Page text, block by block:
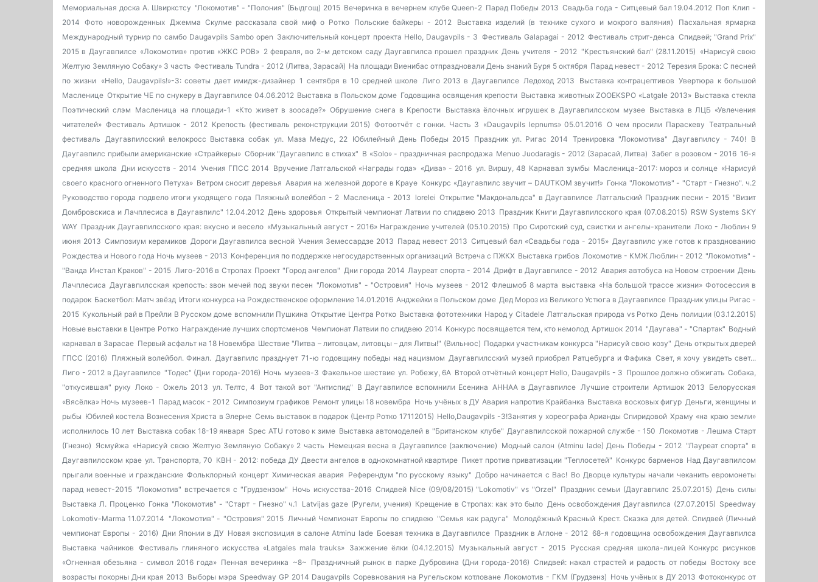
Мемориальная доска А. Швиркстсу "Локомотив" - "Полония" (Быдгощ) 2015 Вечеринка в вечернем клубе Queen-2 Парад Победы 2013 Свадьба года - Ситцевый бал 19.04.2012 Поп Клип -
2014
Фото новорожденных Джемма Скулме рассказала свой миф о Ротко Польские байкеры - 2012 Выставка изделий (в технике сухого и мокрого валяния)
Пасхальная ярмарка
Международный турнир по самбо Daugavpils Sambo open Заключительный концерт проекта Hello, Daugavpils - 3 Фестиваль Galapagai - 2012 Фестиваль стрит-денса Спидвей; "Grand Prix"
2015 в Даугавпилсе «Локомотив» против «ЖКС РОВ» 2 февраля, во 2-м детском саду Даугавпилса прошел праздник День учителя - 2012 "Крестьянский бал" (28.11.2015) «Нарисуй свою
Желтую Земляную Собаку» 3 часть Фестиваль Tundra - 2012 (Литва, Зарасай) На площади Виенибас отпраздновали День знаний Буря 5 октября Парад невест - 2012 Терезия Брока: С песней
по жизни «Hello, Daugavpils!»-3: советы дает имидж-дизайнер 1 сентября в 10 средней школе Лиго 2013 в Даугавпилсе Ледоход 2013 Выставка контрацептивов Увертюра к большой
Масленице Открытие ЧЕ по снукеру в Даугавпилсе 04.06.2012 Выставка в Польском доме Годовщина освящения крепости Выставка животных ZOOEKSPO «Latgale 2013» Выставка стекла
Поэтический слэм Масленица на площади-1 «Кто живет в зоосаде?» Обрушение снега в Крепости Выставка ёлочных игрушек в Даугавпилсском музее Выставка в ЛЦБ «Увлечения
читателей» Фестиваль Артишок - 2012 Крепость (фестиваль реконструкции 2015) Фотоотчёт с гонки. Часть 3 «Daugavpils lepnums» 05.01.2016 О чем просили Параскеву Театральный
фестиваль Даугавпилсский велокросс Выставка собак ул. Маза Медус, 22 Юбилейный День Победы 2015 Праздник ул. Ригас 2014 Тренировка "Локомотива" Даугавпилсу - 740! В
Даугавпилс прибыли американские «Страйкеры» Сборник "Даугавпилс в стихах" В «Solo» - праздничная распродажа Menuo Juodaragis - 2012 (Зарасай, Литва) Забег в розовом - 2016 16-я
средняя школа Дни искусств - 2014 Учения ГПСС 2014 Вручение Латгальской «Награды года» «Дива» - 2016 ул. Виршу, 48 Карнавал зумбы Масленица-2017: мороз и солнце «Нарисуй
своего красного огненного Петуха» Ветром сносит деревья Авария на железной дороге в Крауе Конкурс «Даугавпилс звучит – DAUTKOM звучит!» Гонка "Локомотив" - "Старт - Гнезно". ч.2
Руководство города подвело итоги уходящего года Пляжный волейбол - 2 Масленица - 2013 lorelei Открытие "Макдональдса" в Даугавпилсе Латгальский Праздник песни - 2015 "Визит
Домбровскиса и Лачплесиса в Даугавпилс" 12.04.2012 День здоровья Открытый чемпионат Латвии по спидвею 2013 Праздник Книги Даугавпилсского края (07.08.2015) RSW Systems SKY
WAY Праздник Даугавпилсского края: вкусно и весело «Музыкальный август - 2016» Награждение учителей (05.10.2015) Про Сиротский суд, свистки и ангелы-хранители Локо - Люблин 9
июня 2013 Симпозиум керамиков Дороги Даугавпилса весной Учения Земессардзе 2013 Парад невест 2013 Ситцевый бал «Свадьбы года - 2015» Даугавпилс уже готов к празднованию
Рождества и Нового года Ночь музеев - 2013 Конференция по поддержке негосударственных организаций Встреча с ПЖКХ Выставка грибов Локомотив - КМЖ Люблин - 2012 "Локомотив" -
"Ванда Инстал Краков" - 2015 Лиго-2016 в Стропах Проект "Город ангелов" Дни города 2014 Лауреат спорта - 2014 Дрифт в Даугавпилсе - 2012 Авария автобуса на Новом строении День
Лачплесиса Даугавпилсская крепость: звон мечей под звуки песен "Локомотив" - "Островия" Ночь музеев - 2012 Флешмоб 8 марта выставка «На большой трассе жизни» Фотосессия в
подарок Баскетбол: Матч звёзд Итоги конкурса на Рождественское оформление 14.01.2016 Анджейки в Польском доме Дед Мороз из Великого Устюга в Даугавпилсе Праздник улицы Ригас -
2015 Кукольный рай в Прейли В Русском доме вспомнили Пушкина Открытие Центра Ротко Выставка фототехники Народ у Citadele Латгальская природа vs Ротко День полиции (03.12.2015)
Новые выставки в Центре Ротко Награждение лучших спортсменов Чемпионат Латвии по спидвею 2014 Конкурс посвящается тем, кто немолод Артишок 2014 "Даугава" - "Спартак" Водный
карнавал в Зарасае Первый асфальт на 18 Новембра Шествие "Литва – литовцам, литовцы – для Литвы!" (Вильнюс) Подарки участникам конкурса "Нарисуй свою козу" День открытых дверей
ГПСС (2016) Пляжный волейбол. Финал. Даугавпилс празднует 71-ю годовщину победы над нацизмом Даугавпилсский музей приобрел Ратцебурга и Фафика Свет, я хочу увидеть свет...
Лиго - 2012 в Даугавпилсе "Тодес" (Дни города-2016) Ночь музеев-3 Факельное шествие ул. Робежу, 6А Второй отчётный концерт Hello, Daugavpils - 3 Прошлое должно обжигать Собака,
"откусившая" руку Локо - Ожель 2013 ул. Телтс, 4 Вот такой вот "Антиспид" В Даугавпилсе вспомнили Есенина AHHAA в Даугавпилсе Лучшие строители Артишок 2013 Белорусская
«Вясёлка» Ночь музеев-1 Парад масок - 2012 Симпозиум графиков Ремонт улицы 18 новембра Ночь учёных в ДУ Авария напротив Крайбанка Выставка восковых фигур Деньги, женщины и
рыбы Юбилей костела Вознесения Христа в Элерне Семь выставок в подарок (Центр Ротко 17112015) Hello,Daugavpils -3!Занятия у хореографа Арианды Спиридовой Храму «на краю земли»
исполнилось 10 лет Выставка собак 18-19 января Spec ATU готово к зиме Выставка автомоделей в "Британском клубе" Даугавпилсской пожарной службе - 150 Локомотив - Лешма Старт
(Гнезно) Ясмуйжа «Нарисуй свою Желтую Земляную Собаку» 2 часть Немецкая весна в Даугавпилсе (заключение) Модный салон (Atminu lade)День Победы - 2012 "Лауреат спорта" в
Даугавпилсском крае ул. Транспорта, 70 КВН - 2012: победа ДУ Двести ангелов в однокомнатной квартире Пикет против приватизации "Теплосетей" Конкурс барменов Над Даугавпилсом
прыгали военные и гражданские Фольклорный концерт Химическая авария Референдум "по русскому языку" Добро начинается с Вас! Во Дворце культуры начали чеканить евромонеты
парад невест-2015 "Локомотив" встречается с "Грудзензом" Ночь искусства-2016 Спидвей Nice (09/08/2015) "Lokomotiv" vs "Orzel" Праздник семьи (Даугавпилс 25.07.2015) День силы
Выставка Л. Проценко Гонка "Локомотив" - "Старт - Гнезно" ч.1 Latvijas gaze (Ругели, учения) Крещение в Стропах: как это было День освобождения Даугавпилса (27.07.2015) Speedway
Lokomotiv-Marma 11.07.2014 "Локомотив" - "Островия" 2015 Личный Чемпионат Европы по спидвею "Семья как радуга" Молодёжный Красный Крест. Сказка для детей. Спидвей (Личный
чемпионат Европы - 2016) Дни Японии в ДУ Новая экспозиция в салоне Atminu lade Боевая техника в Даугавпилсе Праздник в Аглоне - 2012 68-я годовщина освобождения Даугавпилса
Выставка чайников Фестиваль глиняного искусства «Latgales mala trauks» Зажжение ёлки (04.12.2015) Музыкальный август - 2015 Русская средняя школа-лицей Конкурс рисунков
«Огненная обезьяна - символ 2016 года» Пенная вечеринка ~8~ Праздничный рынок в парке Дубровина (Дни города-2016) Спидвей: накал страстей и радость от победы Востоку все
возрасты покорны Дни края 2013 Выборы мэра Speedway GP 2014 Daugavpils Соревнования на Ругельском котловане Локомотив - ГКМ (Грудзенз) Ночь учёных в ДУ 2013 Фотоконкурс от